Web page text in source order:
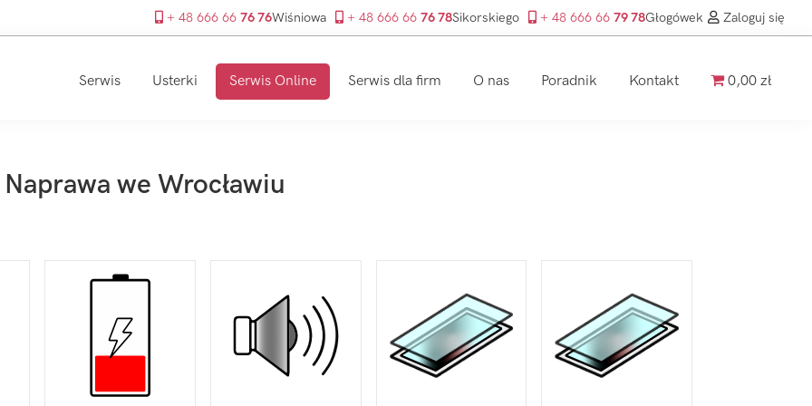
+ 48 666 66 76 76Wiśniowa + 48 666 66 76 78Sikorskiego + 48 666 66 79 78Głogówek Zaloguj się
Serwis Usterki Serwis Online Serwis dla firm O nas Poradnik Kontakt 0,00 zł
we Wrocławiu